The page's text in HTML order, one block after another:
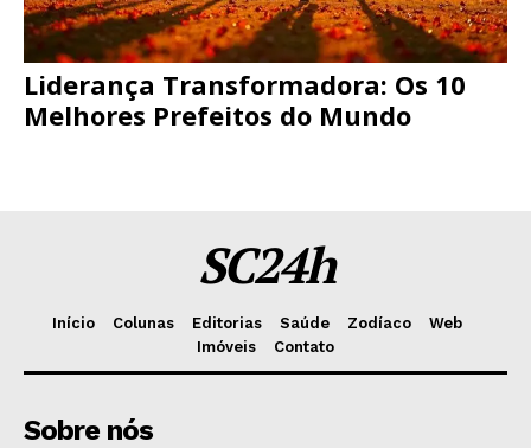
Liderança Transformadora: Os 10
Melhores Prefeitos do Mundo
SC24h
Início Colunas Editorias Saúde Zodíaco
Web
Imóveis
Contato
Sobre nós